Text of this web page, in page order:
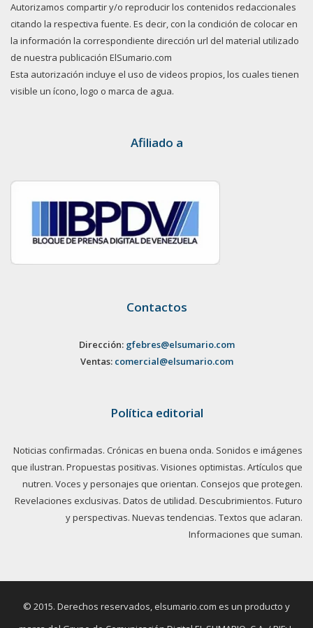
Autorizamos compartir y/o reproducir los contenidos redaccionales
citando la respectiva fuente. Es decir, con la condición de colocar en
la información la correspondiente dirección url del material utilizado
de nuestra publicación ElSumario.com
Esta autorización incluye el uso de videos propios, los cuales tienen
visible un ícono, logo o marca de agua.
Afiliado a
Contactos
Dirección: gfebres@elsumario.com
Ventas: comercial@elsumario.com
Política editorial
Noticias confirmadas. Crónicas en buena onda. Sonidos e imágenes
que ilustran. Propuestas positivas. Visiones optimistas. Artículos que
nutren. Voces y personajes que orientan. Consejos que protegen.
Revelaciones exclusivas. Datos de utilidad. Descubrimientos. Futuro
y perspectivas. Nuevas tendencias. Textos que aclaran.
Informaciones que suman.
© 2015. Derechos reservados, elsumario.com es un producto y